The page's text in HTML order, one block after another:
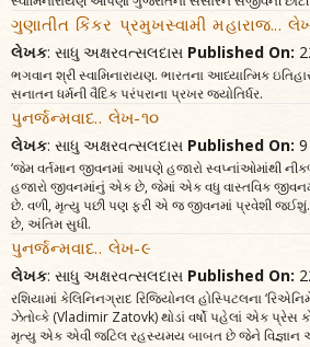
ગુણાતીત કિંકર પ્રમુખસ્વામી મહારાજ...
લેખક: સાધુ અક્ષરવત્સલદાસ Published On:
ભગવાન શ્રી સ્વામિનારાયણ. ભારતના આધ્યાત્મિક
સનાતન ધર્મની વૈદિક પરંપરાના પ્રખર જ્યોતિર્ધર.
પુનર્જન્મવાદ.. લેખ-૧૦
લેખક: સાધુ અક્ષરવત્સલદાસ Published On:
‘જેમ વર્તમાન જીવનમાં આપણે હજારો સ્વપ્નાંઓમાંથી
હજારો જીવનમાંનું એક છે, જેમાં એક વધુ વાસ્તવિક
છે. વળી, મૃત્યુ પછી પણ ફરી એ જ જીવનમાં પ્રવેશી
છે, અંતિમ સુધી.
પુનર્જન્મવાદ.. લેખ-૯
લેખક: સાધુ અક્ષરવત્સલદાસ Published On:
રશિયામાં કેલિનિનગ્રાદ રિજિયોનલ હોસ્પિટલના
ઝેતોવ્કે (Vladimir Zatovk) થોડાં વર્ષો પહેલાં એક પ્રેસ
મૃત્યુ એક એવી જટિલ રહસ્યમય બાબત છે જેને